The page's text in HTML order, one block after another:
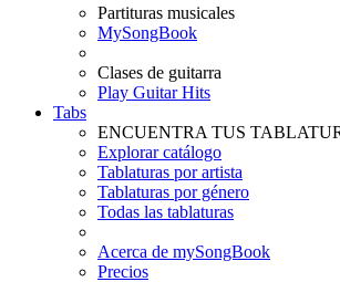
Partituras musicales
MySongBook
Clases de guitarra
Play Guitar Hits
Tabs
ENCUENTRA TUS
Explorar catálogo
Tablaturas por artista
Tablaturas por género
Todas las tablaturas
Acerca de mySongBook
Precios